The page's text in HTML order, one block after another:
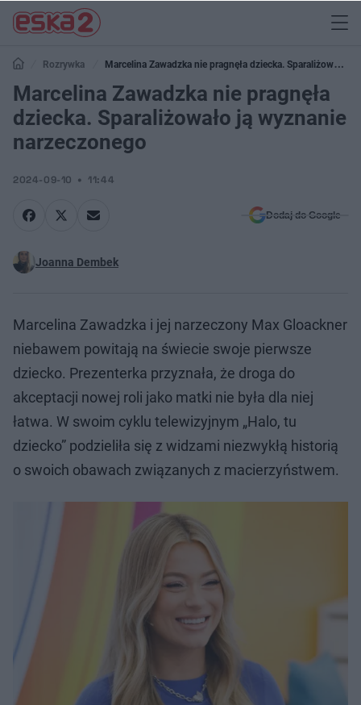
Rozrywka
Marcelina Zawadzka nie pragnęła dziecka. Sparaliżowało ją
wyznanie narzeczonego
Marcelina Zawadzka nie pragnęła
dziecka. Sparaliżowało ją wyznanie
narzeczonego
2024-09-10 11:44
Dodaj do Google
Joanna Dembek
Marcelina Zawadzka i jej narzeczony Max Gloackner
niebawem powitają na świecie swoje pierwsze
dziecko. Prezenterka przyznała, że droga do
akceptacji nowej roli jako matki nie była dla niej
łatwa. W swoim cyklu telewizyjnym „Halo, tu
dziecko” podzieliła się z widzami niezwykłą historią
o swoich obawach związanych z macierzyństwem.